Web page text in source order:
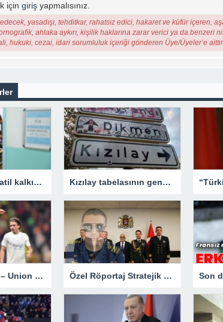
için giriş yapmalısınız.
yasadışı, tehditkar, rahatsız edici, hakaret ve küfür içeren,
ahlaka aykırı, kişilik haklarına zarar verici ya da benzeri
hukuki, cezai, idari sorumluluk içeriği gönderen Üye/Üyeler’e
Okullarda ara tatil kalkıyor mu? Bakan Tekin’den açıklama. Kızılay tabelasının gençlerle imtihanı!
Galatasaray: 0 – Union Saint-Gilloise: 1 | MAÇ SONUCU ! Özel Röportaj Stratejik Deniz Güvenliği Uzmanı Gemi Kaptanı Şahin Avşar ile Konuştuk? “Karadeniz’de yeni bir güvenlik mimarisi mi doğuyor?